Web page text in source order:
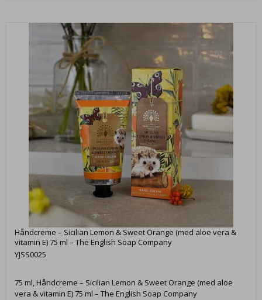
Håndcreme – Sicilian Lemon & Sweet Orange (med aloe vera &
vitamin E) 75 ml – The English Soap Company
YJSS0025
75 ml, Håndcreme – Sicilian Lemon & Sweet Orange (med aloe
vera & vitamin E) 75 ml – The English Soap Company